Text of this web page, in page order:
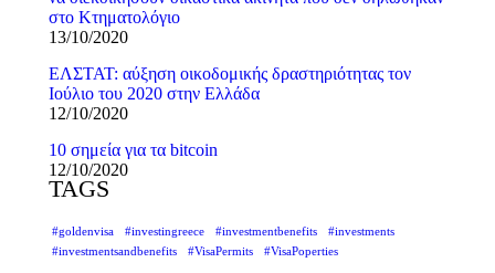
στο Κτηματολόγιο
13/10/2020
ΕΛΣΤΑΤ: αύξηση οικοδομικής δραστηριότητας τον
Ιούλιο του 2020 στην Ελλάδα
12/10/2020
10 σημεία για τα bitcoin
12/10/2020
TAGS
#goldenvisa #investingreece #investmentbenefits
#investments
#investmentsandbenefits
#VisaPermits #VisaPoperties